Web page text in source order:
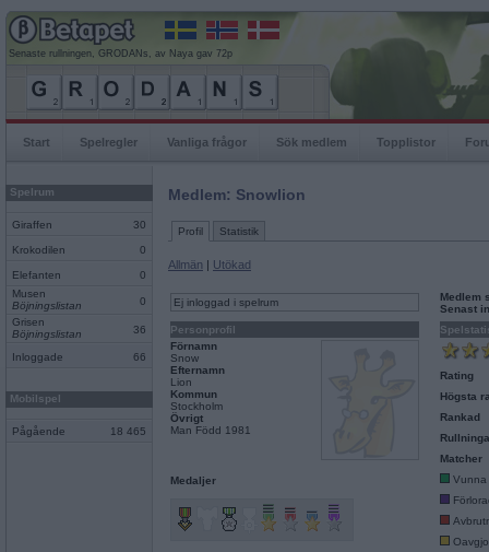
Senaste rullningen, GRODANs, av Naya gav 72p
Start Spelregler Vanliga frågor Sök medlem Topplistor
Spelrum
Giraffen 30
Krokodilen 0
Elefanten
0
Musen
Böjningslistan
0
Grisen
Böjningslistan
36
Inloggade 66
Mobilspel
Pågående 18 465
Medlem: Snowlion
Profil Statistik
Allmän | Utökad
Ej inloggad i spelrum
Personprofil
Förnamn
Snow
Efternamn
Lion
Kommun
Stockholm
Övrigt
Man Född 1981
Medaljer
Medlem
Senast
Rating
Högsta
Rankad
Matcher
Vunna